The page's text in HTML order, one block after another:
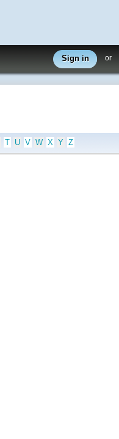
Sign in or
T U V W X Y Z